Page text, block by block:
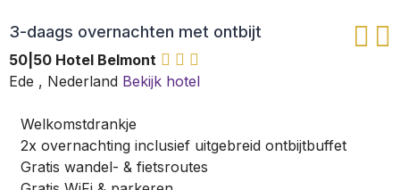
3-daags overnachten met ontbijt
50|50 Hotel Belmont
Ede , Nederland Bekijk hotel
Welkomstdrankje
2x overnachting inclusief uitgebreid ontbijtbuffet
Gratis wandel- & fietsroutes